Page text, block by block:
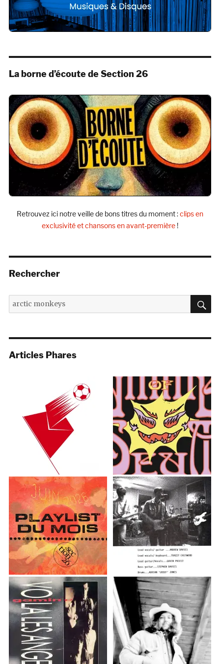
La borne d’écoute de Section 26
Retrouvez ici notre veille de bons titres du moment :clips en
exclusivité et chansons en avant-première !
Rechercher
Recherche
pour :
Articles Phares